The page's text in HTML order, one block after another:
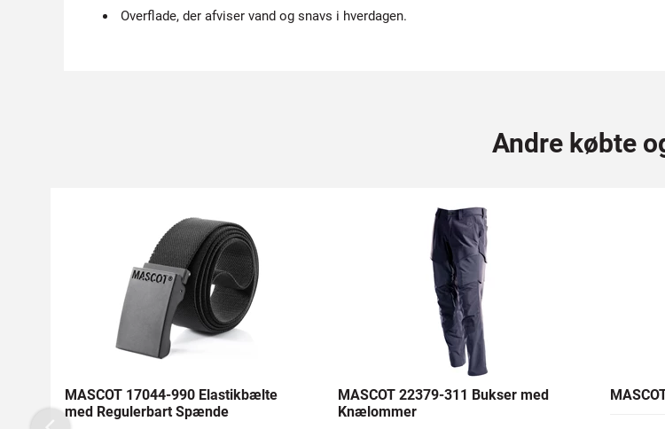
Overflade, der afviser vand og snavs i hverdagen.
Andre købte
MASCOT 17044-990 Elastikbælte
med Regulerbart Spænde
MASCOT 22379-311 Bukser med
Knælommer